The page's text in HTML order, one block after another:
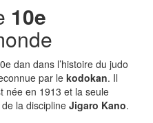
10e
dan dans l’histoire du judo
par le kodokan. Il
née en 1913 et la seule
la discipline Jigaro Kano.